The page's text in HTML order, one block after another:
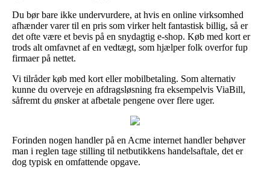
Du bør bare ikke undervurdere, at hvis en online virksomhed
afhænder varer til en pris som virker helt fantastisk billig, så er
det ofte være et bevis på en snydagtig e-shop. Køb med kort er
trods alt omfavnet af en vedtægt, som hjælper folk overfor fup
firmaer på nettet.
Vi tilråder køb med kort eller mobilbetaling. Som alternativ
kunne du overveje en afdragsløsning fra eksempelvis ViaBill,
såfremt du ønsker at afbetale pengene over flere uger.
Forinden nogen handler på en Acme internet handler behøver
man i reglen tage stilling til netbutikkens handelsaftale, det er
dog typisk en omfattende opgave.